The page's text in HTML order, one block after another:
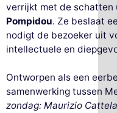
verrijkt met de schatten
Pompidou. Ze beslaat
nodigt de bezoeker uit
intellectuele en
Ontworpen als een
samenwerking tussen
zondag: Maurizio